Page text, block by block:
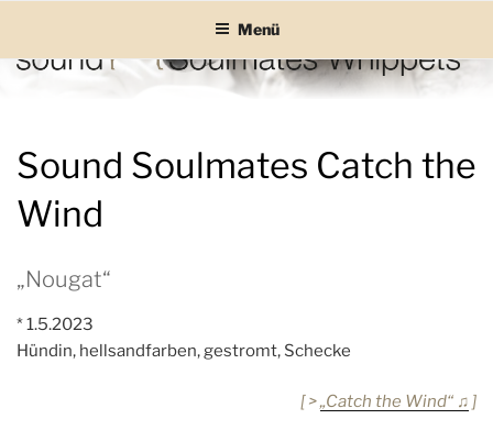
springen
SOUND SOULMATES
sound Soulmates – Whippets fürs Leben! Bilder, Geschichten und
Menü
Sound Soulmates Catch the
Wind
„Nougat“
* 1.5.2023
Hündin, hellsandfarben, gestromt, Schecke
[ >„Catch the Wind“ ♫ ]